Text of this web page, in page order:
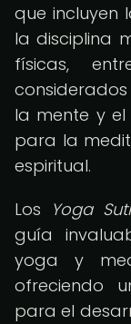
que incluyen
la disciplina
físicas,
la mente y
para la
espiritual.
Los Yoga
guía
yoga y
ofreciendo
para el